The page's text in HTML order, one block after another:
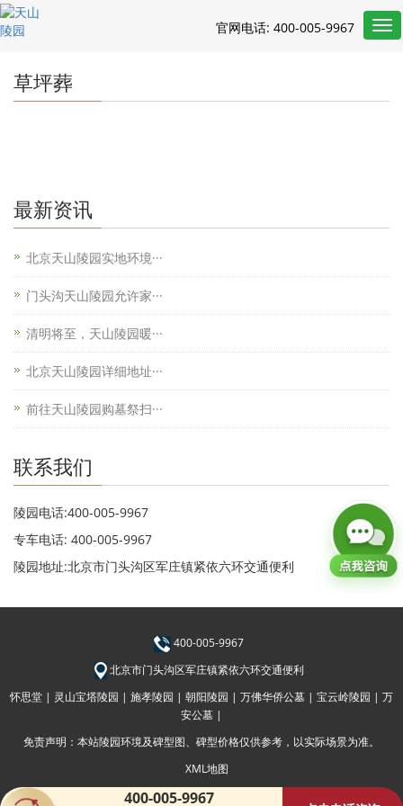
官网电话: 400-005-9967
400-005-9967
草坪葬
最新资讯
北京天山陵园实地环境···
门头沟天山陵园允许家···
清明将至，天山陵园暖···
北京天山陵园详细地址···
前往天山陵园购墓祭扫···
联系我们
陵园电话:400-005-9967
专车电话: 400-005-9967
陵园地址:北京市门头沟区军庄镇紧依六环交通便利
400-005-9967
北京市门头沟区军庄镇紧依六环交通便利
怀思堂 | 灵山宝塔陵园 | 施孝陵园 | 朝阳陵园 | 万佛华侨公墓 | 宝云岭陵园 | 万
安公墓 |
免责声明：本站陵园环境及碑型图、碑型价格仅供参考，以实际场景为准。
XML地图